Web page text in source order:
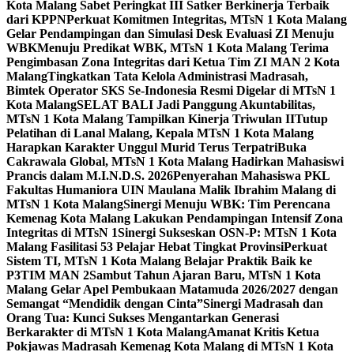
Kota Malang Sabet Peringkat III Satker Berkinerja Terbaik
dari KPPNPerkuat Komitmen Integritas, MTsN 1 Kota Malang
Gelar Pendampingan dan Simulasi Desk Evaluasi ZI Menuju
WBKMenuju Predikat WBK, MTsN 1 Kota Malang Terima
Pengimbasan Zona Integritas dari Ketua Tim ZI MAN 2 Kota
MalangTingkatkan Tata Kelola Administrasi Madrasah,
Bimtek Operator SKS Se-Indonesia Resmi Digelar di MTsN 1
Kota MalangSELAT BALI Jadi Panggung Akuntabilitas,
MTsN 1 Kota Malang Tampilkan Kinerja Triwulan IITutup
Pelatihan di Lanal Malang, Kepala MTsN 1 Kota Malang
Harapkan Karakter Unggul Murid Terus TerpatriBuka
Cakrawala Global, MTsN 1 Kota Malang Hadirkan Mahasiswi
Prancis dalam M.I.N.D.S. 2026Penyerahan Mahasiswa PKL
Fakultas Humaniora UIN Maulana Malik Ibrahim Malang di
MTsN 1 Kota MalangSinergi Menuju WBK: Tim Perencana
Kemenag Kota Malang Lakukan Pendampingan Intensif Zona
Integritas di MTsN 1Sinergi Sukseskan OSN-P: MTsN 1 Kota
Malang Fasilitasi 53 Pelajar Hebat Tingkat ProvinsiPerkuat
Sistem TI, MTsN 1 Kota Malang Belajar Praktik Baik ke
P3TIM MAN 2Sambut Tahun Ajaran Baru, MTsN 1 Kota
Malang Gelar Apel Pembukaan Matamuda 2026/2027 dengan
Semangat “Mendidik dengan Cinta”Sinergi Madrasah dan
Orang Tua: Kunci Sukses Mengantarkan Generasi
Berkarakter di MTsN 1 Kota MalangAmanat Kritis Ketua
Pokjawas Madrasah Kemenag Kota Malang di MTsN 1 Kota